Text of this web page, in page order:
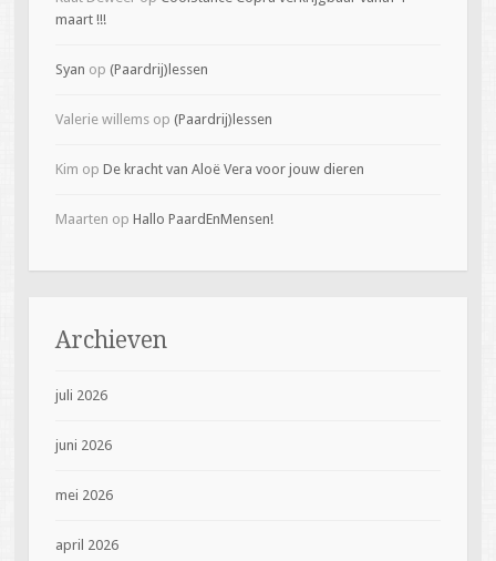
maart !!!
Syan op (Paardrij)lessen
Valerie willemsop (Paardrij)lessen
Kim op De kracht van Aloë Vera voor jouw dieren
Maarten op Hallo PaardEnMensen!
Archieven
juli 2026
juni 2026
mei 2026
april 2026